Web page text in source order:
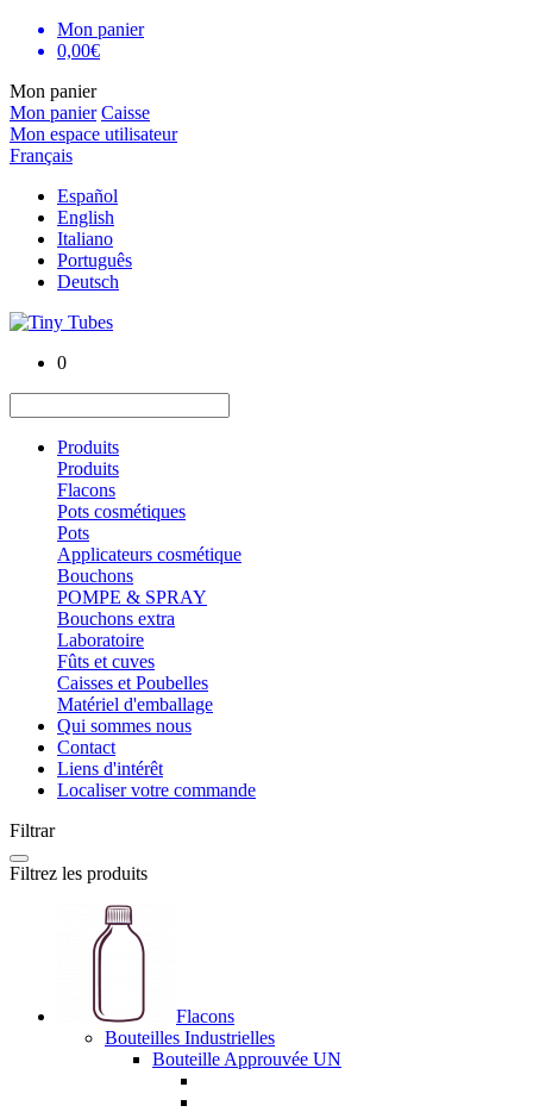
Mon panier
0,00€
Mon panier
Mon panier Caisse
Mon espace utilisateur
Français
Español
English
Italiano
Português
Deutsch
0
Produits
Produits
Flacons
Pots cosmétiques
Pots
Applicateurs cosmétique
Bouchons
POMPE & SPRAY
Bouchons extra
Laboratoire
Fûts et cuves
Caisses et Poubelles
Matériel d'emballage
Qui sommes nous
Contact
Liens d'intérêt
Localiser votre commande
Filtrar
Filtrez les produits
Flacons
Bouteilles Industrielles
Bouteille Approuvée UN